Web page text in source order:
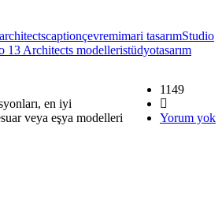
architectscaptionçevremimari tasarımStudio
13 Architects modelleristüdyotasarım
1149
Yorum yok
en iyi
veya eşya modelleri